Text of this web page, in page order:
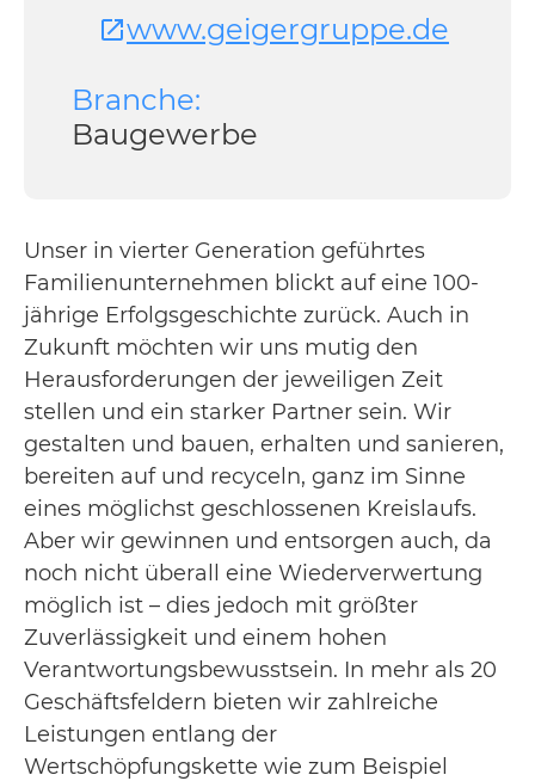
Unser in vierter Generation geführtes
Familienunternehmen blickt auf eine 100-
jährige Erfolgsgeschichte zurück. Auch in
Zukunft möchten wir uns mutig den
Herausforderungen der jeweiligen Zeit
stellen und ein starker Partner sein. Wir
gestalten und bauen, erhalten und sanieren,
bereiten auf und recyceln, ganz im Sinne
eines möglichst geschlossenen Kreislaufs.
Aber wir gewinnen und entsorgen auch, da
noch nicht überall eine Wiederverwertung
möglich ist – dies jedoch mit größter
Zuverlässigkeit und einem hohen
Verantwortungsbewusstsein. In mehr als 20
Geschäftsfeldern bieten wir zahlreiche
Leistungen entlang der
Wertschöpfungskette wie zum Beispiel
www.geigergruppe.de
Branche:
Baugewerbe